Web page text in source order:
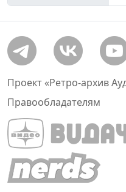
Проект «Ретро-архив
Правообладателям